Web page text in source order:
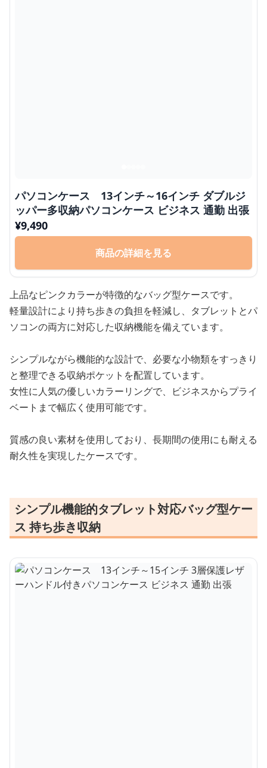
パソコンケース 13インチ～16インチ ダブルジ
ッパー多収納パソコンケース ビジネス 通勤 出張
¥9,490
商品の詳細を見る
上品なピンクカラーが特徴的なバッグ型ケースです。
軽量設計により持ち歩きの負担を軽減し、タブレットとパ
ソコンの両方に対応した収納機能を備えています。
シンプルながら機能的な設計で、必要な小物類をすっきり
と整理できる収納ポケットを配置しています。
女性に人気の優しいカラーリングで、ビジネスからプライ
ベートまで幅広く使用可能です。
質感の良い素材を使用しており、長期間の使用にも耐える
耐久性を実現したケースです。
シンプル機能的タブレット対応バッグ型ケー
ス 持ち歩き収納